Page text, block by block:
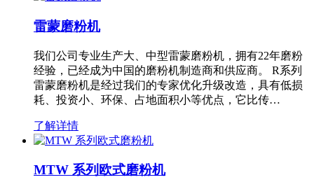
雷蒙磨粉机
我们公司专业生产大、中型雷蒙磨粉机，拥有22年磨粉
经验，已经成为中国的磨粉机制造商和供应商。 R系列
雷蒙磨粉机是经过我们的专家优化升级改造，具有低损
耗、投资小、环保、占地面积小等优点，它比传…
了解详情
MTW 系列欧式磨粉机